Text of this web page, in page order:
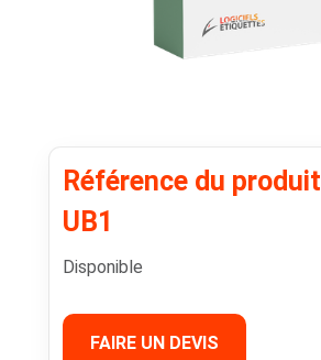
Référence du
UB1
Disponible
FAIRE UN DEVIS